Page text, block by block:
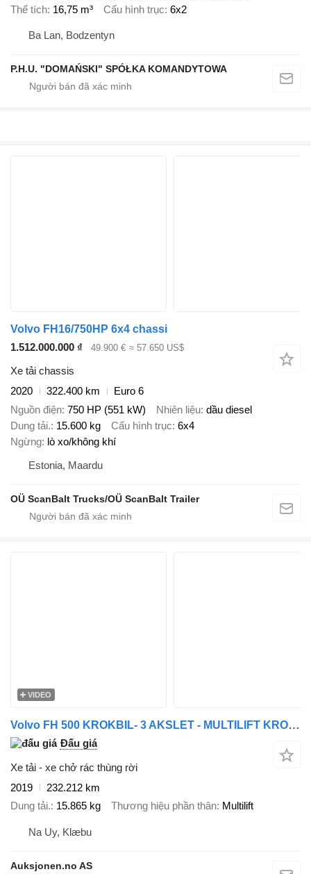
Thể tích 16,75 m³ Cấu hình trục 6x2
Ba Lan, Bodzentyn
P.H.U. "DOMAŃSKI" SPÓŁKA KOMANDYTOWA
Volvo FH16/750HP 6x4 chassi
1.512.000.000 ₫
49.900 € ≈ 57.650 US$
Xe tải chassis
2020
322.400 km
Euro 6
Nguồn điện 750 HP (551 kW) Nhiên liệu dầu diesel
Dung tải. 15.600 kg Cấu hình trục 6x4
Ngừng lò xo/không khí
Estonia, Maardu
OÜ ScanBalt Trucks/OÜ ScanBalt Trailer
VIDEO
Volvo FH 500 KROKBIL- 3 AKSLET - MULTILIFT KROK - 232 212 KM
Đấu giá
Xe tải - xe chở rác thùng rời
2019
232.212 km
Dung tải. 15.865 kg Thương hiệu phần thân Multilift
Na Uy, Klæbu
Auksjonen.no AS